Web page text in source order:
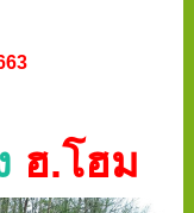
ฮ.โฮม